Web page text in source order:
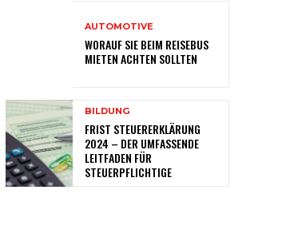
AUTOMOTIVE
WORAUF SIE BEIM REISEBUS
MIETEN ACHTEN SOLLTEN
BILDUNG
FRIST STEUERERKLÄRUNG
2024 – DER UMFASSENDE
LEITFADEN FÜR
STEUERPFLICHTIGE